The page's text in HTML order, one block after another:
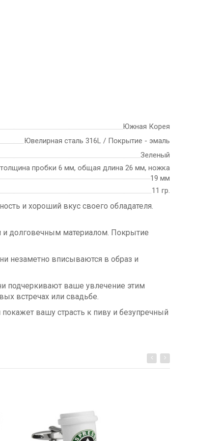
Южная Корея
Ювелирная сталь 316L / Покрытие - эмаль
Зеленый
пробки 6 мм, общая длина 26 мм, ножка
19 мм
11 гр.
и хороший вкус своего обладателя.
и долговечным материалом. Покрытие
незаметно вписываются в образ и
подчеркивают ваше увлечение этим
встречах или свадьбе.
вашу страсть к пиву и безупречный